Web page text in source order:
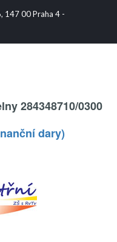
147 00 Praha 4 -
284348710/0300
dary)